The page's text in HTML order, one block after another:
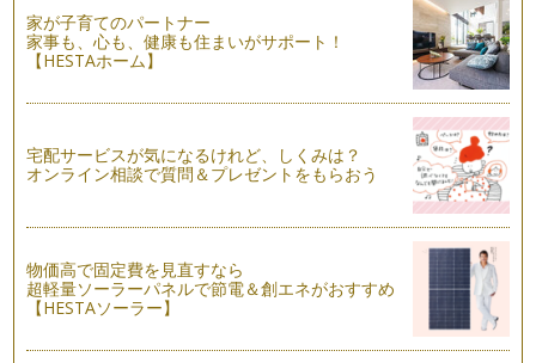
大人も子どもも大好きな定番おやつといえば「プリン」。 第
一回のレッスンはシンプルな…
家が子育てのパートナー
家事も、心も、健康も住まいがサポート！
【HESTAホーム】
宅配サービスが気になるけれど、しくみは？
オンライン相談で質問＆プレゼントをもらおう
物価高で固定費を見直すなら
超軽量ソーラーパネルで節電＆創エネがおすすめ
【HESTAソーラー】